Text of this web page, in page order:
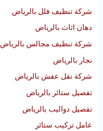
شركة تنظيف فلل بالرياض
دهان اثاث بالرياض
شركة تنظيف مجالس بالرياض
نجار بالرياض
شركة نقل عفش بالرياض
تفصيل ستائر بالرياض
تفصيل دواليب بالرياض
عامل تركيب ستائر